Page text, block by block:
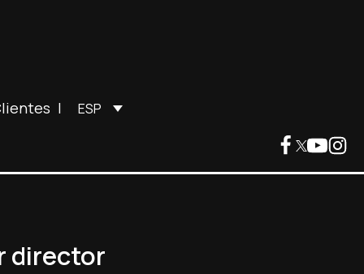
| ESP
director